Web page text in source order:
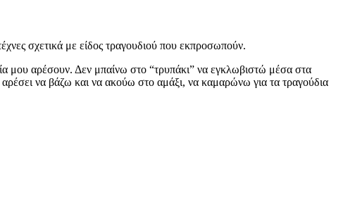
σχετικά με είδος τραγουδιού που εκπροσωπούν.
μου αρέσουν. Δεν μπαίνω στο “τρυπάκι” να εγκλωβιστώ μέσα στα
να βάζω και να ακούω στο αμάξι, να καμαρώνω για τα τραγούδια